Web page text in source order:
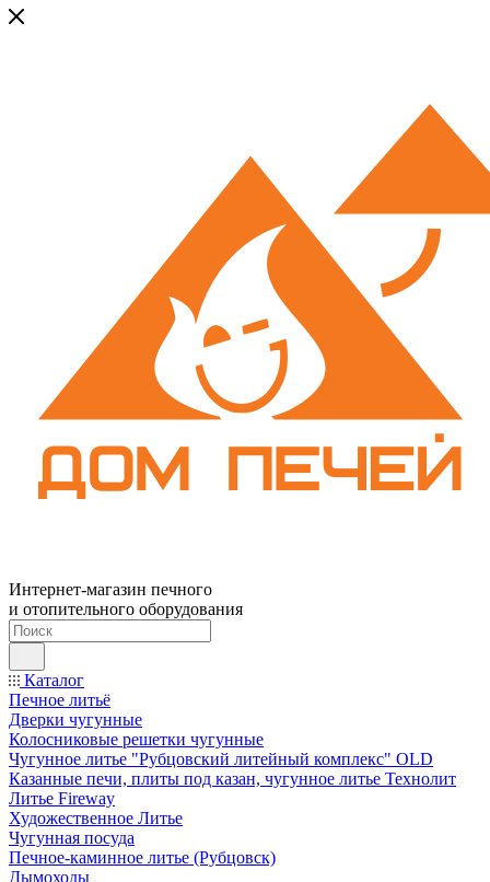
Интернет-магазин печного
и отопительного оборудования
Каталог
Печное литьё
Дверки чугунные
Колосниковые решетки чугунные
Чугунное литье "Рубцовский литейный комплекс" OLD
Казанные печи, плиты под казан, чугунное литье Технолит
Литье Fireway
Художественное Литье
Чугунная посуда
Печное-каминное литье (Рубцовск)
Дымоходы